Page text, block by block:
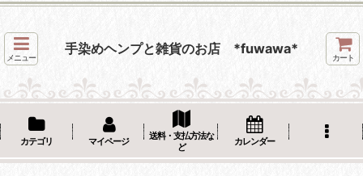
メニュー
手染めヘンプと雑貨のお店 *fuwawa*
カート
カテゴリ マイページ
送料・支払方法な
ど
カレンダー